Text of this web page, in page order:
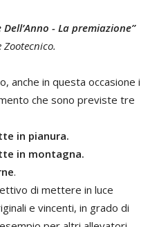
Dell’Anno -La premiazione”
anche in questa occasione i
che sono previste tre
in pianura.
in montagna.
.
di mettere in luce
e vincenti, in grado di